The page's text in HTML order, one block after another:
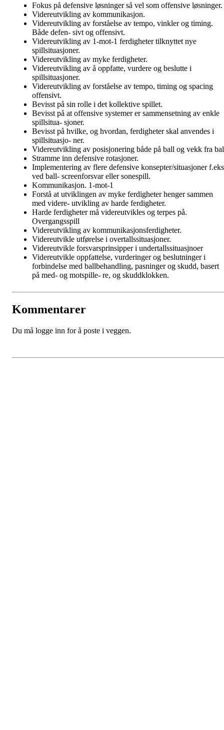
Fokus på defensive løsninger så vel som offensive løsninger.
Videreutvikling av kommunikasjon.
Videreutvikling av forståelse av tempo, vinkler og timing.
Både defen- sivt og offensivt.
Videreutvikling av 1-mot-1 ferdigheter tilknyttet nye
spillsituasjoner.
Videreutvikling av myke ferdigheter.
Videreutvikling av å oppfatte, vurdere og beslutte i
spillsituasjoner.
Videreutvikling av forståelse av tempo, timing og spacing
offensivt.
Bevisst på sin rolle i det kollektive spillet.
Bevisst på at offensive systemer er sammensetning av enkle
spillsitua- sjoner.
Bevisst på hvilke, og hvordan, ferdigheter skal anvendes i
spillsituasjo- ner.
Videreutvikling av posisjonering både på ball og vekk fra
Stramme inn defensive rotasjoner.
Implementering av flere defensive konsepter/situasjoner
ved ball- screenforsvar eller sonespill.
Kommunikasjon. 1-mot-1
Forstå at utviklingen av myke ferdigheter henger sammen
med videre- utvikling av harde ferdigheter.
Harde ferdigheter må videreutvikles og terpes på.
Overgangsspill
Videreutvikling av kommunikasjonsferdigheter.
Videreutvikle utførelse i overtallssituasjoner.
Videreutvikle forsvarsprinsipper i undertallssituasjnoer
Videreutvikle oppfattelse, vurderinger og beslutninger i
forbindelse med ballbehandling, pasninger og skudd, basert
på med- og motspille- re, og skuddklokken.
Kommentarer
Du må logge inn for å poste i veggen.